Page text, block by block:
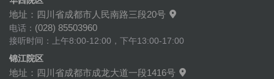
地址：四川省成都市人民南路三段20号 
电话： (028) 85503960
接听时间：上午8:00-12:00，下午13:00-17:00
锦江院区
地址：四川省成都市成龙大道一段1416号 